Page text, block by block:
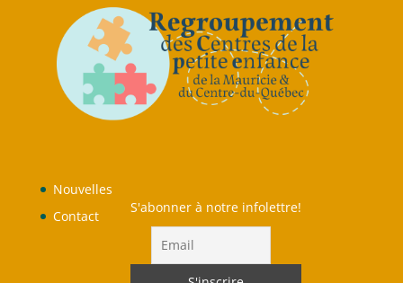
Nouvelles
Contact
S'abonner à notre infolettre!